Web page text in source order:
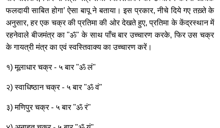
फलदायी साबित होगा’ ऐसा बापू ने बताया। इस प्रकार, नीचे दिये गए तख़्ते के
अनुसार, हर एक चक्र की प्रतिमा की ओर देखते हुए, प्रतिमा के केंद्रस्थान में
रहनेवाले बीजमंत्र का "ॐ" के साथ पाँच बार उच्चारण करके, फिर उस चक्र
के गायत्री मंत्र का एवं स्वस्तिवाक्य का उच्चारण करें।
१) मूलाधार चक्र - ५ बार "ॐ लं"
२) स्वाधिष्ठान चक्र - ५ बार "ॐ वं"
३) मणिपुर चक्र - ५ बार "ॐ रं"